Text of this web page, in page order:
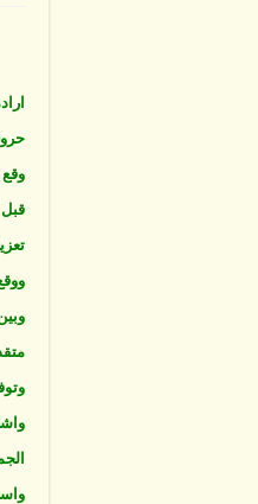
وقع
قبل